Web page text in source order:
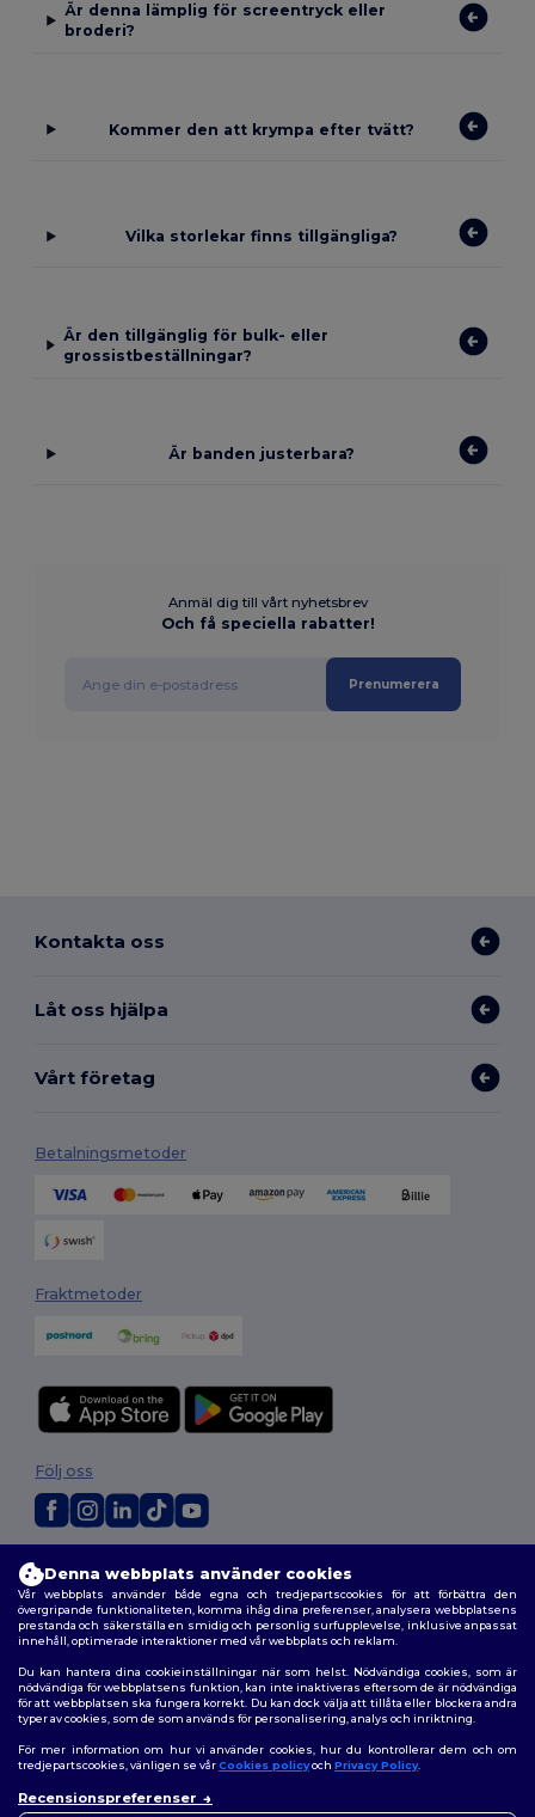
Är denna lämplig för screentryck eller
broderi?
Kommer den att krympa efter tvätt?
Vilka storlekar finns tillgängliga?
Är den tillgänglig för bulk- eller
grossistbeställningar?
Är banden justerbara?
Anmäl dig till vårt nyhetsbrev
Och få speciella rabatter!
Prenumerera
Kontakta oss
Låt oss hjälpa
Vårt företag
Betalningsmetoder
Fraktmetoder
Allmänna Villkor
|Anpassad policy
|Karta över webbplatsen
Följ oss
Denna webbplats använder cookies
Vår webbplats använder både egna och tredjepartscookies för att förbättra den
övergripande funktionaliteten, komma ihåg dina preferenser, analysera webbplatsens
prestanda och säkerställa en smidig och personlig surfupplevelse, inklusive anpassat
innehåll, optimerade interaktioner med vår webbplats och reklam.
Du kan hantera dina cookieinställningar när som helst. Nödvändiga cookies, som är
nödvändiga för webbplatsens funktion, kan inte inaktiveras eftersom de är nödvändiga
för att webbplatsen ska fungera korrekt. Du kan dock välja att tillåta eller blockera andra
typer av cookies, som de som används för personalisering, analys och inriktning.
För mer information om hur vi använder cookies, hur du kontrollerar dem och om
tredjepartscookies, vänligen se vårCookies policyoch Privacy Policy.
Recensionspreferenser